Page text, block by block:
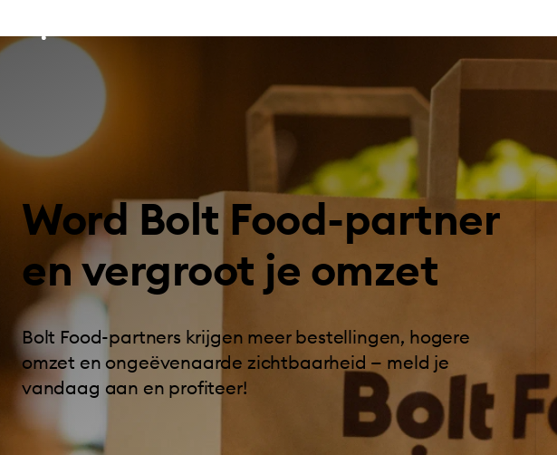
Word Bolt Food-partner
en vergroot je omzet
Bolt Food-partners krijgen meer bestellingen, hogere
omzet en ongeëvenaarde zichtbaarheid — meld je
vandaag aan en profiteer!